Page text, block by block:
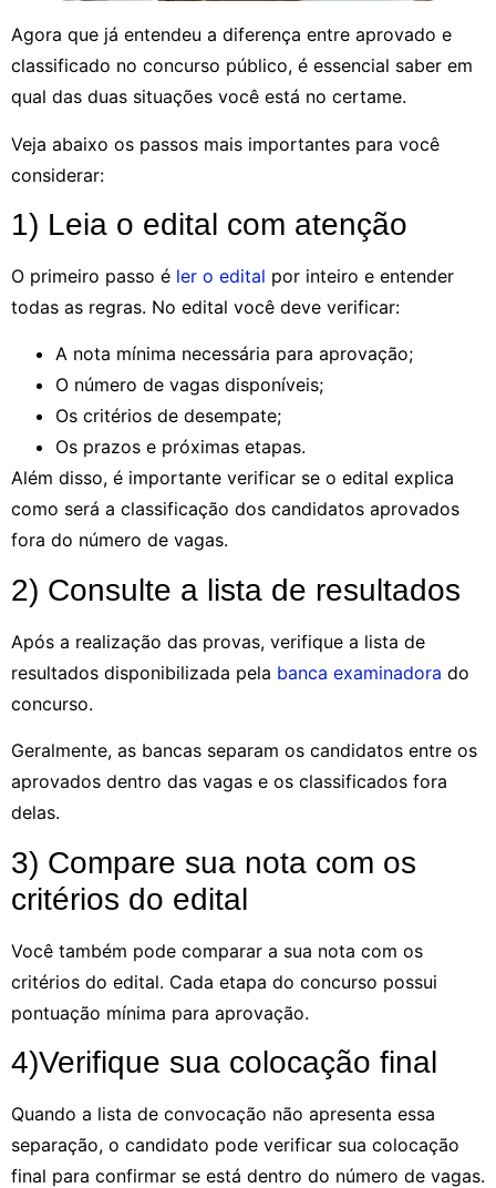
Agora que já entendeu a diferença entre aprovado e
classificado no concurso público, é essencial saber em
qual das duas situações você está no certame.
Veja abaixo os passos mais importantes para você
considerar:
1) Leia o edital com atenção
O primeiro passo é ler o edital por inteiro e entender
todas as regras. No edital você deve verificar:
A nota mínima necessária para aprovação;
O número de vagas disponíveis;
Os critérios de desempate;
Os prazos e próximas etapas.
Além disso, é importante verificar se o edital explica
como será a classificação dos candidatos aprovados
fora do número de vagas.
2) Consulte a lista de resultados
Após a realização das provas, verifique a lista de
resultados disponibilizada pela banca examinadora do
concurso.
Geralmente, as bancas separam os candidatos entre os
aprovados dentro das vagas e os classificados fora
delas.
3) Compare sua nota com os
critérios do edital
Você também pode comparar a sua nota com os
critérios do edital. Cada etapa do concurso possui
pontuação mínima para aprovação.
4)Verifique sua colocação final
Quando a lista de convocação não apresenta essa
separação, o candidato pode verificar sua colocação
final para confirmar se está dentro do número de vagas.